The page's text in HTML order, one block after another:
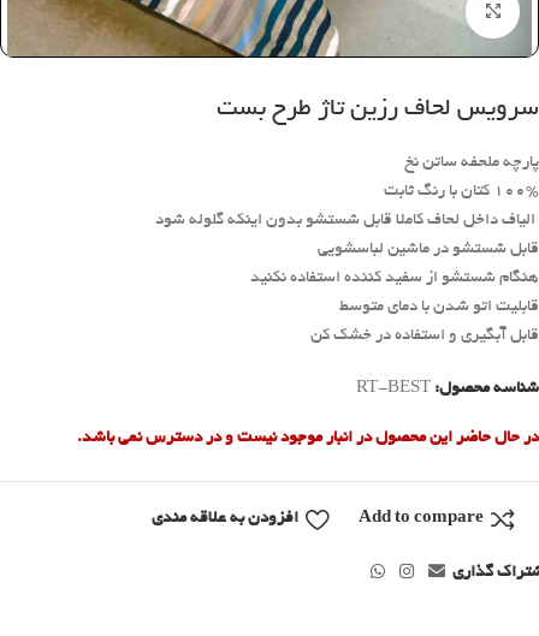
بزرگنمایی تصویر
سرویس لحاف رزین تاژ طرح بست
پارچه ملحفه ساتن نخ
100% کتان با رنگ ثابت
الیاف داخل لحاف کاملا قابل شستشو بدون اینکه گلوله شود
قابل شستشو در ماشین لباسشویی
هنگام شستشو از سفید کننده استفاده نکنید
قابلیت اتو شدن با دمای متوسط
قابل آبگیری و استفاده در خشک کن
شناسه محصول: RT-BEST
در حال حاضر این محصول در انبار موجود نیست و در دسترس نمی باشد.
Add to compare افزودن به علاقه مندی
گذاری